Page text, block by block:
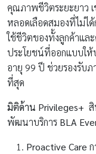
คุณภาพชีวิตระยะยาว
หลอดเลือดสมองที่ไม่ไ
ใช้ชีวิตของทั้งลูกค้าและ
ประโยชน์ที่ออกแบบใ
อายุ 99 ปี ช่วยรองรับภ
ที่สุด
มิติด้าน Privileges+
พัฒนาบริการ BLA
Proactive Care